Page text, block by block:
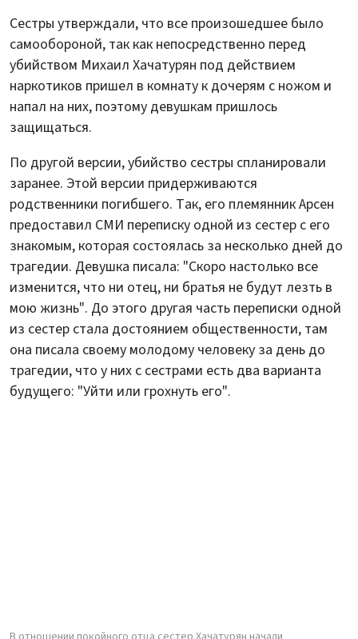
Сестры утверждали, что все произошедшее было
самообороной, так как непосредственно перед
убийством Михаил Хачатурян под действием
наркотиков пришел в комнату к дочерям с ножом и
напал на них, поэтому девушкам пришлось
защищаться.
По другой версии, убийство сестры спланировали
заранее. Этой версии придерживаются
родственники погибшего. Так, его племянник Арсен
предоставил СМИ переписку одной из сестер с его
знакомым, которая состоялась за несколько дней до
трагедии. Девушка писала: "Скоро настолько все
изменится, что ни отец, ни братья не будут лезть в
мою жизнь". До этого другая часть переписки одной
из сестер стала достоянием общественности, там
она писала своему молодому человеку за день до
трагедии, что у них с сестрами есть два варианта
будущего: "Уйти или грохнуть его".